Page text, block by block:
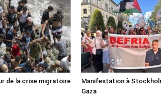
de la crise migratoire
Manifestation à
Gaza